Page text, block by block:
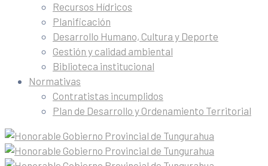
Recursos Hídricos
Planificación
Desarrollo Humano, Cultura y Deporte
Gestión y calidad ambiental
Biblioteca institucional
Normativas
Contratistas incumplidos
Plan de Desarrollo y Ordenamiento Territorial